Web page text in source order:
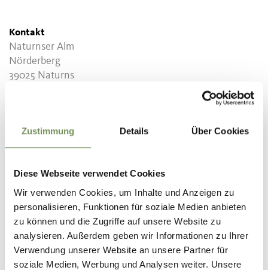
Zustimmung Details Über Cookies
Diese Webseite verwendet Cookies
Wir verwenden Cookies, um Inhalte und Anzeigen zu
personalisieren, Funktionen für soziale Medien anbieten
zu können und die Zugriffe auf unsere Website zu
analysieren. Außerdem geben wir Informationen zu Ihrer
Verwendung unserer Website an unsere Partner für
soziale Medien, Werbung und Analysen weiter. Unsere
Kontakt
Naturnser Alm
Nörderberg
39025 Naturns
WAR DER INHALT FÜR DICH HILFREICH?
JA NEIN